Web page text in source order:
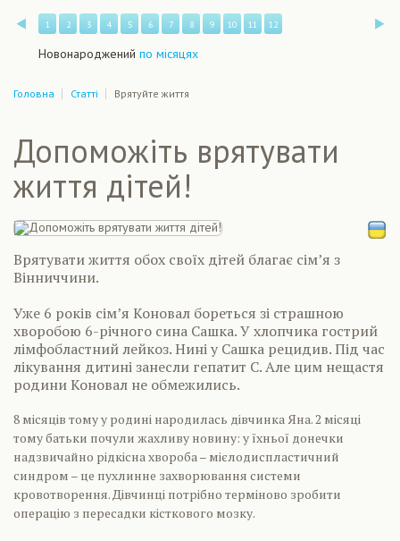
Назад
1 2 3 4 5 6 7 8 9 10 11 12
Новонароджений по місяцях
Головна Статті Врятуйте життя
Допоможіть врятувати
життя дітей!
Врятувати життя обох своїх дітей благає сім’я з
Вінниччини.
Уже 6 років сім’я Коновал бореться зі страшною
хворобою 6-річного сина Сашка. У хлопчика гострий
лімфобластний лейкоз. Нині у Сашка рецидив. Під час
лікування дитині занесли гепатит С. Але цим нещастя
родини Коновал не обмежились.
8 місяців тому у родині народилась дівчинка Яна. 2 місяці
тому батьки почули жахливу новину: у їхньої донечки
надзвичайно рідкісна хвороба – мієлодиспластичний
синдром – це пухлинне захворювання системи
кровотворення. Дівчинці потрібно терміново зробити
операцію з пересадки кісткового мозку.